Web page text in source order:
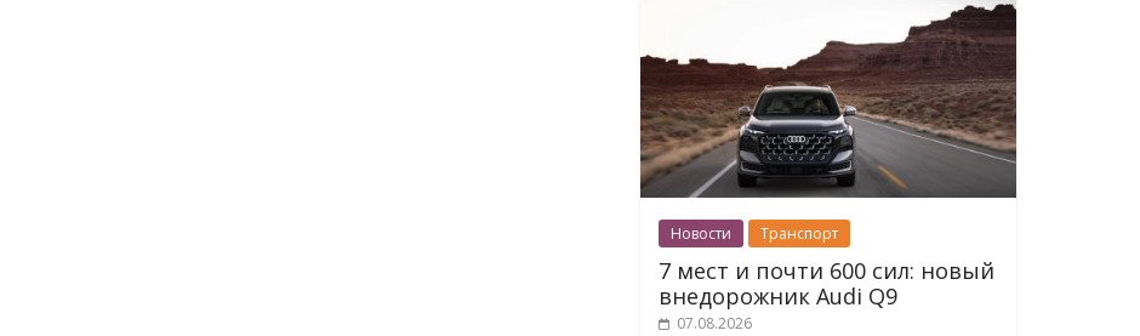
Новости Транспорт
7 мест и почти 600 сил: новый
внедорожник Audi Q9
07.08.2026